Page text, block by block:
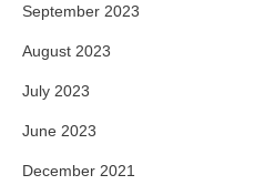
September 2023
August 2023
July 2023
June 2023
December 2021